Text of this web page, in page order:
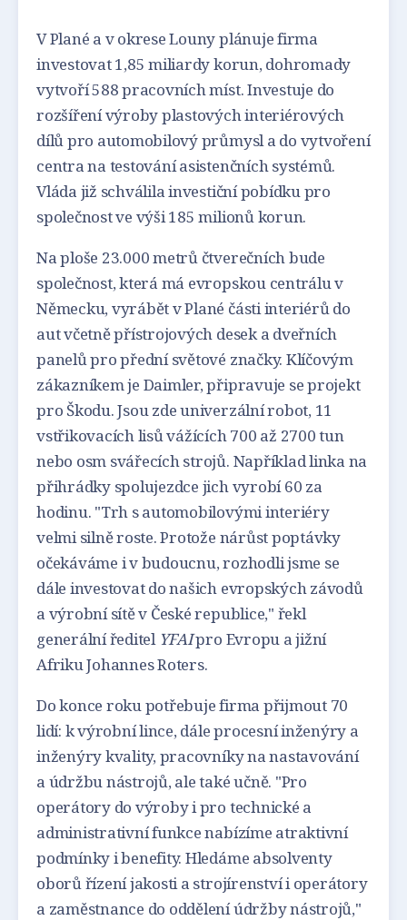
V Plané a v okrese Louny plánuje firma
investovat 1,85 miliardy korun, dohromady
vytvoří 588 pracovních míst. Investuje do
rozšíření výroby plastových interiérových
dílů pro automobilový průmysl a do vytvoření
centra na testování asistenčních systémů.
Vláda již schválila investiční pobídku pro
společnost ve výši 185 milionů korun.
Na ploše 23.000 metrů čtverečních bude
společnost, která má evropskou centrálu v
Německu, vyrábět v Plané části interiérů do
aut včetně přístrojových desek a dveřních
panelů pro přední světové značky. Klíčovým
zákazníkem je Daimler, připravuje se projekt
pro Škodu. Jsou zde univerzální robot, 11
vstřikovacích lisů vážících 700 až 2700 tun
nebo osm svářecích strojů. Například linka na
přihrádky spolujezdce jich vyrobí 60 za
hodinu. "Trh s automobilovými interiéry
velmi silně roste. Protože nárůst poptávky
očekáváme i v budoucnu, rozhodli jsme se
dále investovat do našich evropských závodů
a výrobní sítě v České republice," řekl
generální ředitel YFAIpro Evropu a jižní
Afriku Johannes Roters.
Do konce roku potřebuje firma přijmout 70
lidí: k výrobní lince, dále procesní inženýry a
inženýry kvality, pracovníky na nastavování
a údržbu nástrojů, ale také učně. "Pro
operátory do výroby i pro technické a
administrativní funkce nabízíme atraktivní
podmínky i benefity. Hledáme absolventy
oborů řízení jakosti a strojírenství i operátory
a zaměstnance do oddělení údržby nástrojů,"